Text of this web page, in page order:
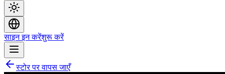
साइन इन करेंशुरू करें
स्टोर पर वापस जाएँ